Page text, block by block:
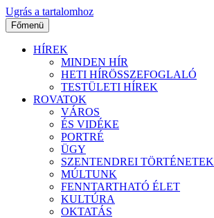
Ugrás a tartalomhoz
Főmenü
HÍREK
MINDEN HÍR
HETI HÍRÖSSZEFOGLALÓ
TESTÜLETI HÍREK
ROVATOK
VÁROS
ÉS VIDÉKE
PORTRÉ
ÜGY
SZENTENDREI TÖRTÉNETEK
MÚLTUNK
FENNTARTHATÓ ÉLET
KULTÚRA
OKTATÁS